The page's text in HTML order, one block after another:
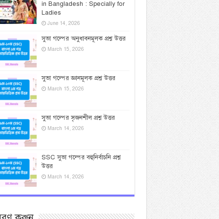
in Bangladesh : Specially for
Ladies
June 14, 2026
সুভা গল্পের অনুধাবনমূলক প্রশ্ন উত্তর
March 15, 2026
সুভা গল্পের জ্ঞানমূলক প্রশ্ন উত্তর
March 15, 2026
সুভা গল্পের সৃজনশীল প্রশ্ন উত্তর
March 14, 2026
SSC সুভা গল্পের বহুনির্বাচনি প্রশ্ন
উত্তর
March 14, 2026